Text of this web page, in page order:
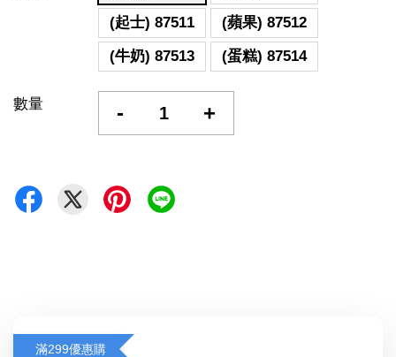
(起士) 87511
(蘋果) 87512
(牛奶) 87513
(蛋糕) 87514
數量 - +
滿299優惠購